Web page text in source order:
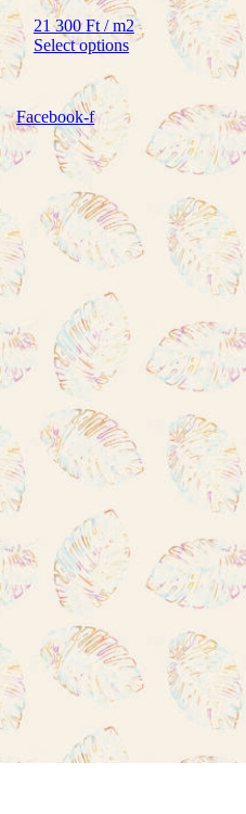
21 300Ft/ m2
Select options
Facebook-f